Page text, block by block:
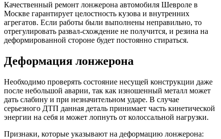
Качественный ремонт лонжерона автомобиля Шевроле в
Москве гарантирует целостность кузова и внутренних
агрегатов. Если работы были выполнены неправильно, то
отрегулировать развал-схождение не получится, и резина на
деформированной стороне будет постоянно стираться.
Деформация лонжерона
Необходимо проверять состояние несущей конструкции даже
после небольшой аварии, так как изношенный металл может
дать слабину и при незначительном ударе. В случае
серьезного ДТП данная деталь принимает часть кинетической
энергии на себя и может лопнуть от колоссальной нагрузки.
Признаки, которые указывают на деформацию лонжерона: